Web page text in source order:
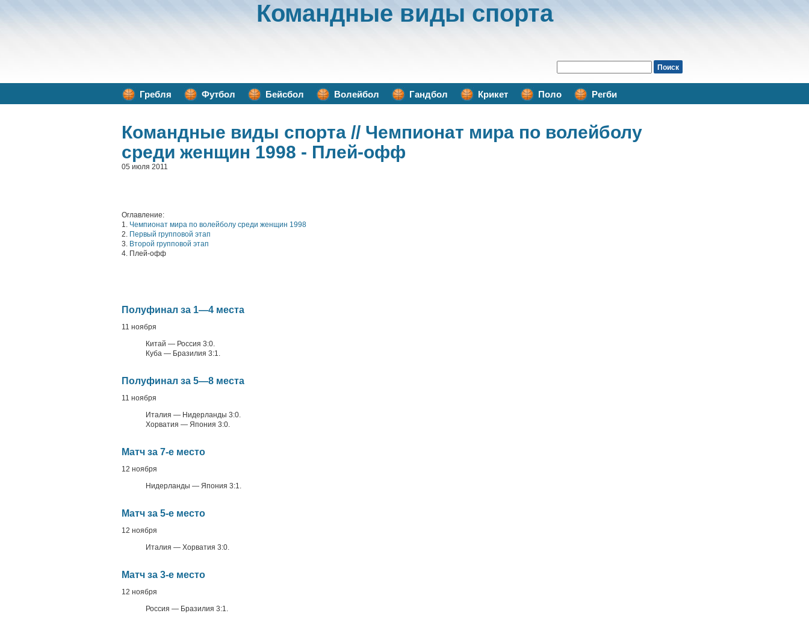
Командные виды спорта
Гребля Футбол Бейсбол Волейбол Гандбол Крикет Поло Регби
Командные виды спорта // Чемпионат мира по волейболу
среди женщин 1998 - Плей-офф
05 июля 2011
Оглавление:
1. Чемпионат мира по волейболу среди женщин 1998
2. Первый групповой этап
3. Второй групповой этап
4. Плей-офф
Полуфинал за 1—4 места
11 ноября
Китай — Россия 3:0.
Куба — Бразилия 3:1.
Полуфинал за 5—8 места
11 ноября
Италия — Нидерланды 3:0.
Хорватия — Япония 3:0.
Матч за 7-е место
12 ноября
Нидерланды — Япония 3:1.
Матч за 5-е место
12 ноября
Италия — Хорватия 3:0.
Матч за 3-е место
12 ноября
Россия — Бразилия 3:1.